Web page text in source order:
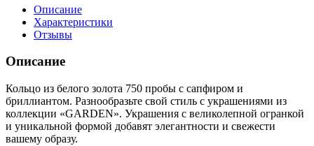
Описание
Характеристики
Отзывы
Описание
Кольцо из белого золота 750 пробы с сапфиром и
бриллиантом. Разнообразьте свой стиль с украшениями из
коллекции «GARDEN». Украшения с великолепной огранкой
и уникальной формой добавят элегантности и свежести
вашему образу.